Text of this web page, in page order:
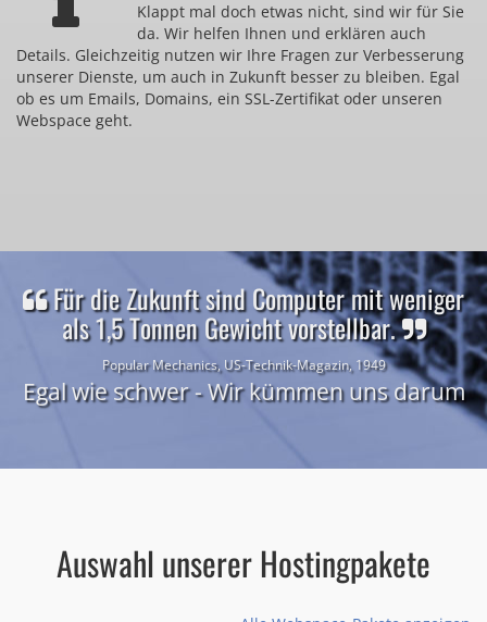
Klappt mal doch etwas nicht, sind wir für Sie
da. Wir helfen Ihnen und erklären auch
Details. Gleichzeitig nutzen wir Ihre Fragen zur Verbesserung
unserer Dienste, um auch in Zukunft besser zu bleiben. Egal
ob es um Emails, Domains, ein SSL-Zertifikat oder unseren
Webspace geht.
Für die Zukunft sind Computer mit weniger
als 1,5 Tonnen Gewicht vorstellbar.
Popular Mechanics, US-Technik-Magazin, 1949
Egal wie schwer - Wir kümmen uns darum
Auswahl unserer Hostingpakete